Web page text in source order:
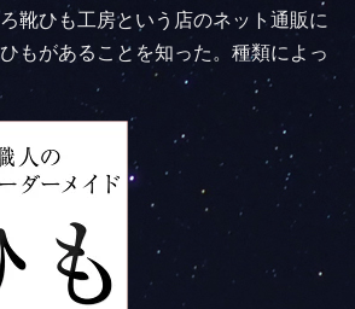
靴ひも工房という店のネット通販に
もがあることを知った。種類によっ